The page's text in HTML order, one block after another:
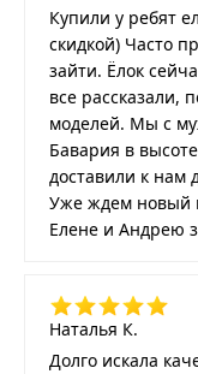
Купили у ребят
скидкой) Часто
зайти. Ёлок
все рассказали,
моделей. Мы с
Бавария в
доставили к нам
Уже ждем новый
Елене и Андрею
Наталья К.
Долго искала